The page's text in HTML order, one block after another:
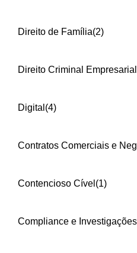
Direito de Família(2)
Direito Criminal Empresarial
Digital (4)
Contratos Comerciais e
Contencioso Cível (1)
Compliance e Investigações